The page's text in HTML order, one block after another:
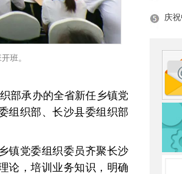
班。
部承办的全省新任乡镇党
组织部、长沙县委组织部
镇党委组织委员齐聚长沙
论，培训业务知识，明确